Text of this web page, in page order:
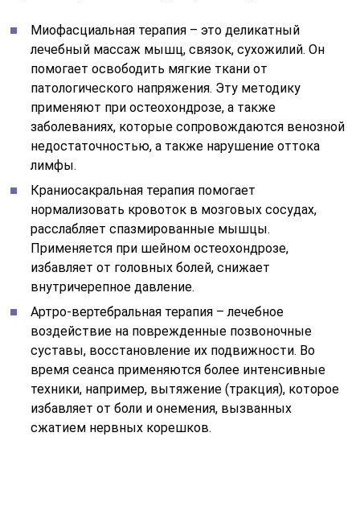
Миофасциальная терапия – это деликатный
лечебный массаж мышц, связок, сухожилий. Он
помогает освободить мягкие ткани от
патологического напряжения. Эту методику
применяют при остеохондрозе, а также
заболеваниях, которые сопровождаются венозной
недостаточностью, а также нарушение оттока
лимфы.
Краниосакральная терапия помогает
нормализовать кровоток в мозговых сосудах,
расслабляет спазмированные мышцы.
Применяется при шейном остеохондрозе,
избавляет от головных болей, снижает
внутричерепное давление.
Артро-вертебральная терапия – лечебное
воздействие на поврежденные позвоночные
суставы, восстановление их подвижности. Во
время сеанса применяются более интенсивные
техники, например, вытяжение (тракция), которое
избавляет от боли и онемения, вызванных
сжатием нервных корешков.